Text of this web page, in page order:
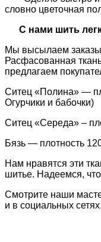
словно цветочная
С нами шить
Мы высылаем заказы
Расфасованная
предлагаем
Ситец «Полина» —
Огурчики и бабочки)
Ситец «Середа» –
Бязь — плотность
Нам нравятся эти
шитье. Надеемся,
Смотрите наши
и в социальных сетях.